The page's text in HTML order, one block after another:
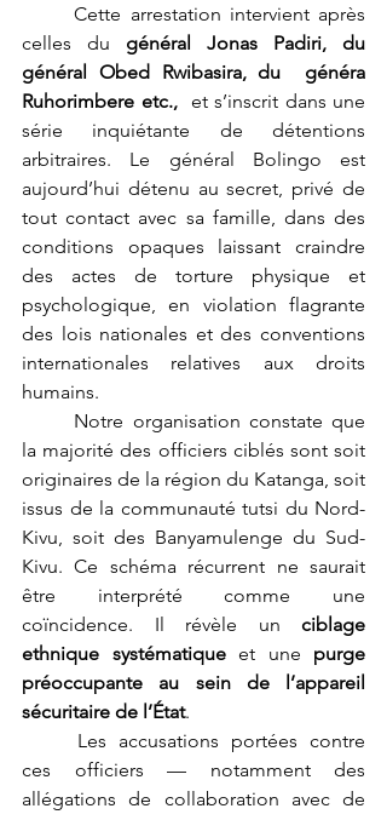
	Cette arrestation intervient après
celles du général Jonas Padiri, du
général Obed Rwibasira, du  généra
Ruhorimbere etc., et s’inscrit dans une
série inquiétante de détentions
arbitraires. Le général Bolingo est
aujourd’hui détenu au secret, privé de
tout contact avec sa famille, dans des
conditions opaques laissant craindre
des actes de torture physique et
psychologique, en violation flagrante
des lois nationales et des conventions
internationales relatives aux droits
humains.
la majorité des officiers ciblés sont soit
originaires de la région du Katanga, soit
issus de la communauté tutsi du Nord-
Kivu, soit des Banyamulenge du Sud-
Kivu. Ce schéma récurrent ne saurait
être interprété comme une
coïncidence. Il révèle un ciblage
ethnique systématique et une purge
préoccupante au sein de l’appareil
sécuritaire de l’État.
ces officiers — notamment des
allégations de collaboration avec de